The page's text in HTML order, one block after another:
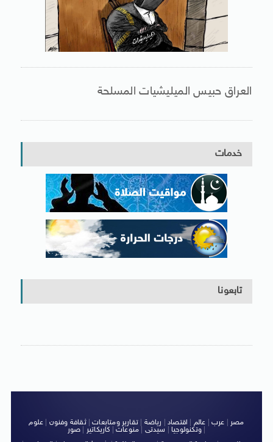
العراق حبيس الميليشيات المسلحة
خدمات
تابعونا
مصر عرب عالم اقتصاد رياضة |تقارير ومتابعات|ثقافة وفنون
علوم
وتكنولوجيا| سيدتى منوعات كاريكاتير صور
|